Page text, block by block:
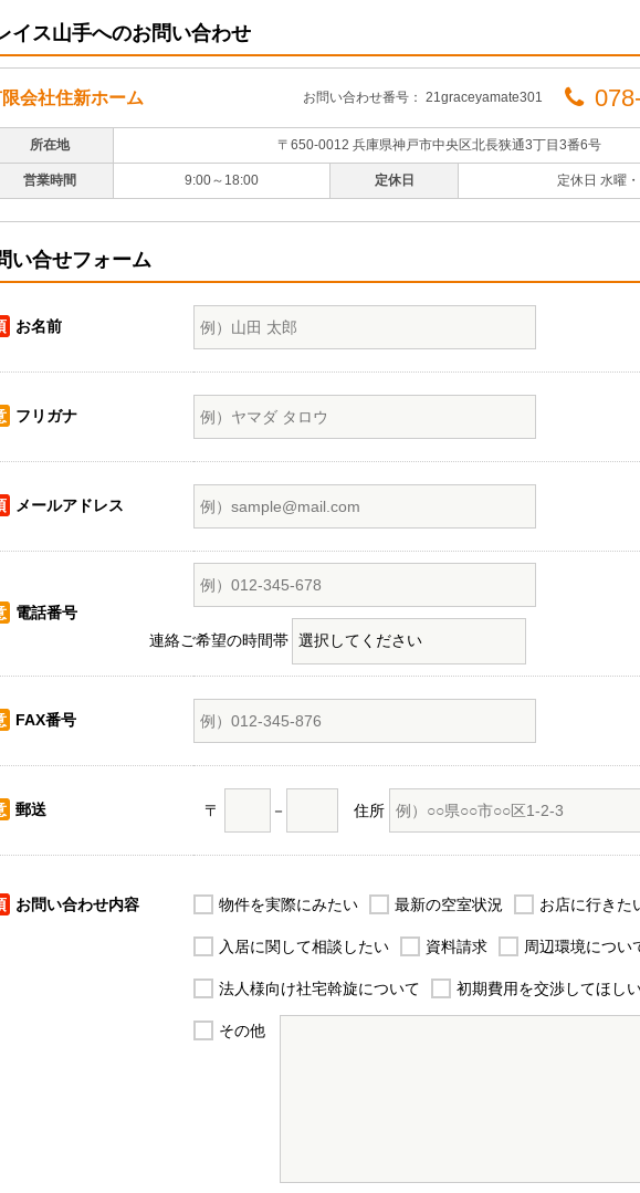
イス山手へのお問い合わせ
会社住新ホーム お問い合わせ番号： 21graceyamate301
所在地 〒650-0012 兵庫県神戸市中央区北長狭通3丁目3番6号
営業時間 9:00～18:00 定休日 定休日 水曜
い合せフォーム
お名前
フリガナ
メールアドレス
電話番号
連絡ご希望の時間帯
FAX番号
郵送 〒 － 住所
お問い合わせ内容 物件を実際にみたい 最新の空室状況 お店に行きた
入居に関して相談したい 資料請求 周辺環境につい
法人様向け社宅斡旋について 初期費用を交渉してほし
その他